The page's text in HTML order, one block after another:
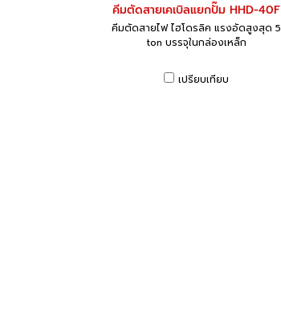
คีมตัดสายเคเบิลแยกปั๊ม HHD-40F
คีมตัดสายไฟ ไฮโดรลิค แรงอัดสูงสุด 5
ton บรรจุในกล่องเหล็ก
เปรียบเทียบ